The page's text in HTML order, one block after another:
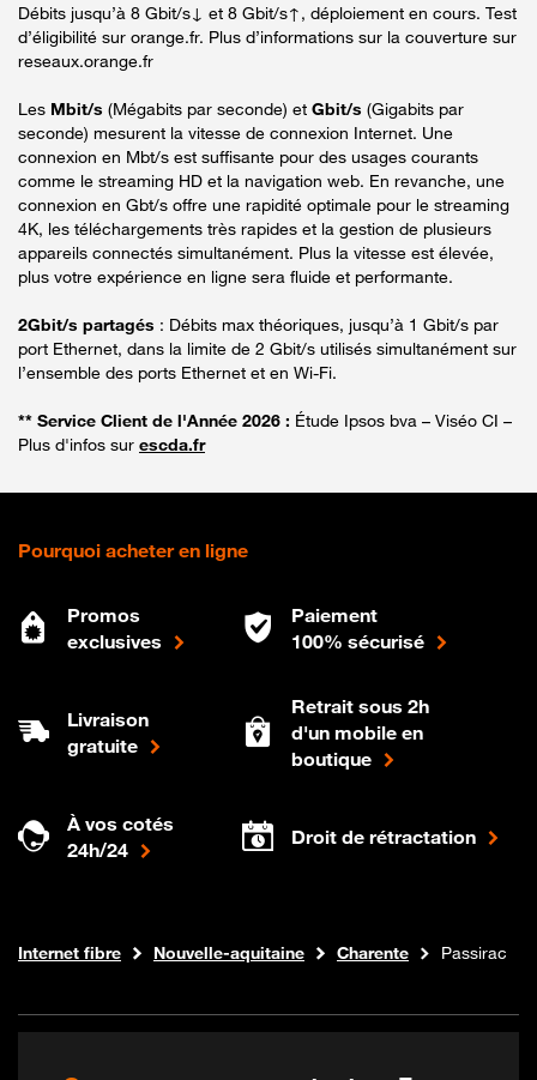
Débits jusqu’à 8 Gbit/s↓ et 8 Gbit/s↑, déploiement en cours. Test
d’éligibilité sur orange.fr. Plus d’informations sur la couverture sur
reseaux.orange.fr
Les Mbit/s (Mégabits par seconde) et Gbit/s (Gigabits par
seconde) mesurent la vitesse de connexion Internet. Une
connexion en Mbt/s est suffisante pour des usages courants
comme le streaming HD et la navigation web. En revanche, une
connexion en Gbt/s offre une rapidité optimale pour le streaming
4K, les téléchargements très rapides et la gestion de plusieurs
appareils connectés simultanément. Plus la vitesse est élevée,
plus votre expérience en ligne sera fluide et performante.
2Gbit/s partagés : Débits max théoriques, jusqu’à 1 Gbit/s par
port Ethernet, dans la limite de 2 Gbit/s utilisés simultanément sur
l’ensemble des ports Ethernet et en Wi-Fi.
** Service Client de l'Année 2026 : Étude Ipsos bva – Viséo CI –
Plus d'infos sur escda.fr
Pourquoi acheter en ligne
Promos
exclusives
Paiement
100% sécurisé
Livraison
gratuite
Retrait sous 2h
d'un mobile en
boutique
À vos cotés
24h/24
Droit de rétractation
Boutique Orange
Internet fibre Nouvelle-aquitaine Charente Passirac